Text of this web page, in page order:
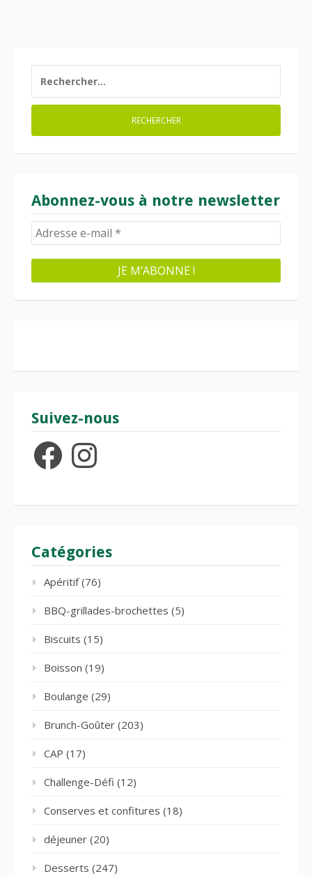
Abonnez-vous à notre newsletter
Suivez-nous
FacebookInstagram
Catégories
Apéritif(76)
BBQ-grillades-brochettes (5)
Biscuits (15)
Boisson (19)
Boulange (29)
Brunch-Goûter (203)
CAP (17)
Challenge-Défi (12)
Conserves et confitures (18)
déjeuner (20)
Desserts (247)